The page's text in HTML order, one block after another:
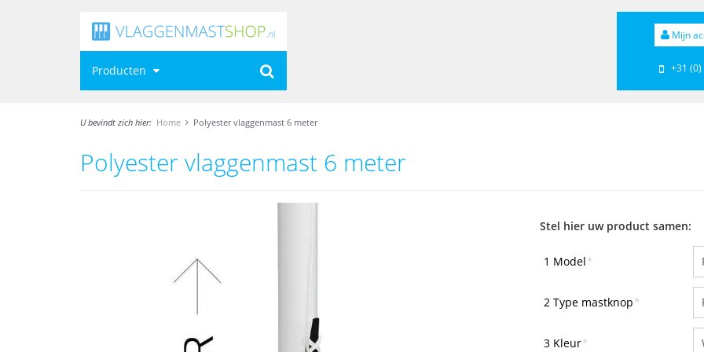
Producten
Mijn
+31
U bevindt zich hier: Home Polyester vlaggenmast 6 meter
Polyester vlaggenmast 6 meter
Stel hier uw product samen:
1 Model*
2 Type mastknop*
3 Kleur*